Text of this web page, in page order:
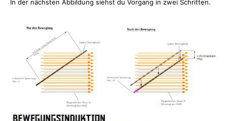
In der nächsten Abbildung siehst du Vorgang in zwei Schritten.